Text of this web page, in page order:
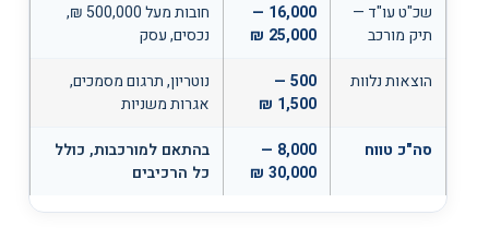
שכ"ט עו"ד —
תיק מורכב
16,000 —
25,000 ₪
חובות מעל 500,000 ₪,
נכסים, עסק
הוצאות נלוות
500 —
1,500 ₪
נוטריון, תרגום מסמכים,
אגרות משניות
סה"כ טווח
8,000 —
30,000 ₪
בהתאם למורכבות, כולל
כל הרכיבים